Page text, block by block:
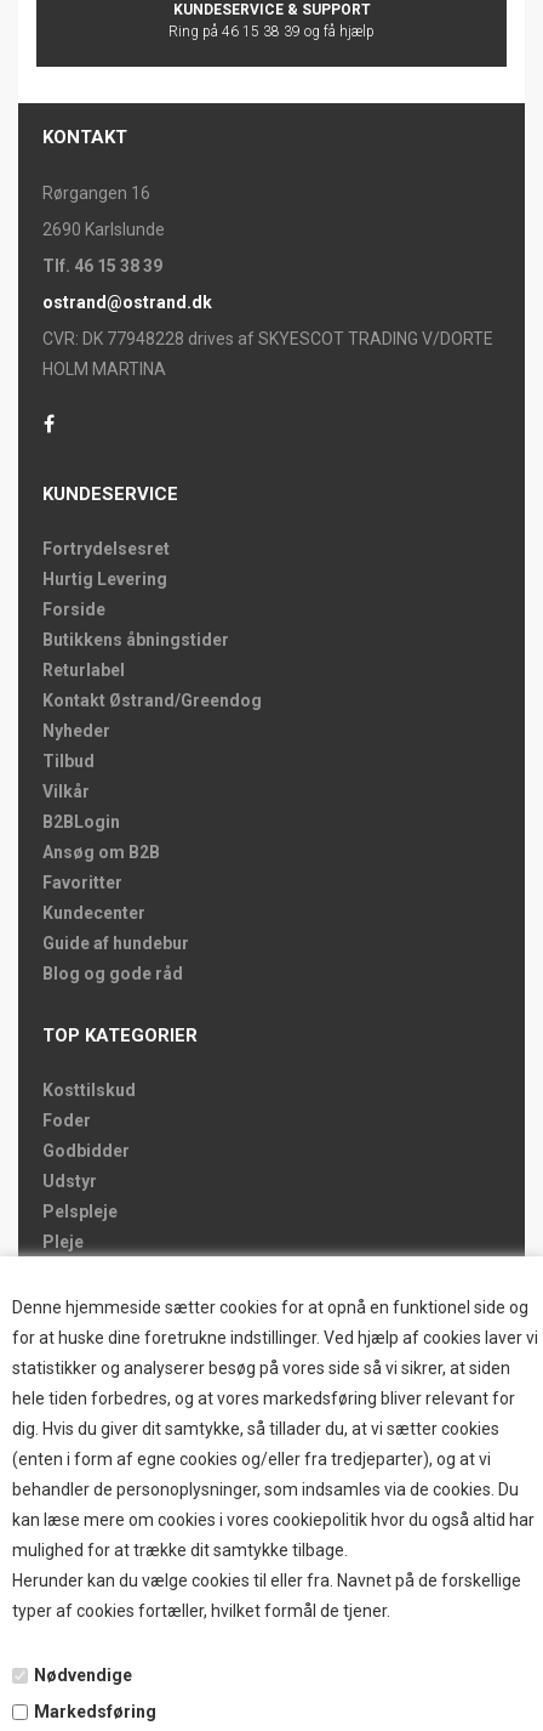
Denne hjemmeside sætter cookies for at opnå en funktionel side og
for at huske dine foretrukne indstillinger. Ved hjælp af cookies laver vi
statistikker og analyserer besøg på vores side så vi sikrer, at siden
hele tiden forbedres, og at vores markedsføring bliver relevant for
dig. Hvis du giver dit samtykke, så tillader du, at vi sætter cookies
(enten i form af egne cookies og/eller fra tredjeparter), og at vi
behandler de personoplysninger, som indsamles via de cookies. Du
kan læse mere om cookies i vores cookiepolitik hvor du også altid har
mulighed for at trække dit samtykke tilbage.
Herunder kan du vælge cookies til eller fra. Navnet på de forskellige
typer af cookies fortæller, hvilket formål de tjener.
Nødvendige
Markedsføring
KUNDESERVICE & SUPPORT
Ring på 46 15 38 39 og få hjælp
KONTAKT
Rørgangen 16
2690 Karlslunde
Tlf. 46 15 38 39
ostrand@ostrand.dk
CVR: DK 77948228 drives af SKYESCOT TRADING V/DORTE
HOLM MARTINA
KUNDESERVICE
Fortrydelsesret
Hurtig Levering
Forside
Butikkens åbningstider
Returlabel
Kontakt Østrand/Greendog
Nyheder
Tilbud
Vilkår
B2BLogin
Ansøg om B2B
Favoritter
Kundecenter
Guide af hundebur
Blog og gode råd
TOP KATEGORIER
Kosttilskud
Foder
Godbidder
Udstyr
Pelspleje
Pleje
Brands
TOP BRANDS
HOKAMIX
HVALPESTART RAIZUP
Thule hundbure
GRAU
STARMARK
VARIOCAGE-MIMSAFE